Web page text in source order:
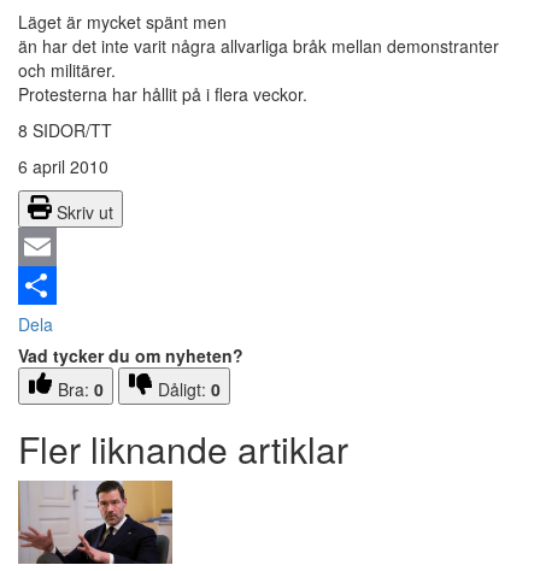
Läget är mycket spänt men
än har det inte varit några allvarliga bråk mellan demonstranter
och militärer.
Protesterna har hållit på i flera veckor.
8 SIDOR/TT
6 april 2010
Skriv ut
Email
Dela
Vad tycker du om nyheten?
Bra: 0 Dåligt: 0
Fler liknande artiklar